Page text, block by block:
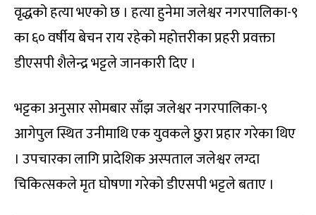
वृद्धको हत्या भएको छ । हत्या हुनेमा जलेश्वर नगरपालिका-९
का ६० वर्षीय बेचन राय रहेको महोत्तरीका प्रहरी प्रवक्ता
डीएसपी शैलेन्द्र भट्टले जानकारी दिए ।
भट्टका अनुसार सोमबार साँझ जलेश्वर नगरपालिका-९
आगेपुल स्थित उनीमाथि एक युवकले छुरा प्रहार गरेका थिए
। उपचारका लागि प्रादेशिक अस्पताल जलेश्वर लग्दा
चिकित्सकले मृत घोषणा गरेको डीएसपी भट्टले बताए ।